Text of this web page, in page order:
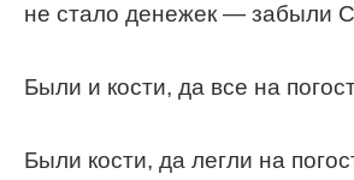
не стало денежек — забыли
Были и кости, да все на
Были кости, да легли на